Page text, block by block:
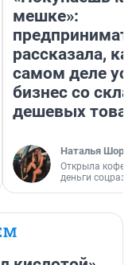
мешке»:
рассказала,
самом деле
бизнес со
дешевых
Наталья
Открыла
деньги